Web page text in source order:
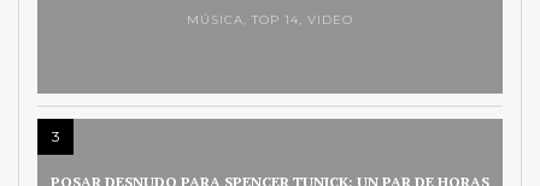
MÚSICA, TOP 14, VIDEO
3
POSAR DESNUDO PARA SPENCER TUNICK: UN PAR DE HORAS